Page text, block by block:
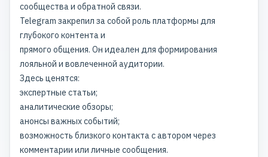
сообщества и обратной связи.
Telegram закрепил за собой роль платформы для
глубокого контента и
прямого общения. Он идеален для формирования
лояльной и вовлеченной аудитории.
Здесь ценятся:
экспертные статьи;
аналитические обзоры;
анонсы важных событий;
возможность близкого контакта с автором через
комментарии или личные сообщения.